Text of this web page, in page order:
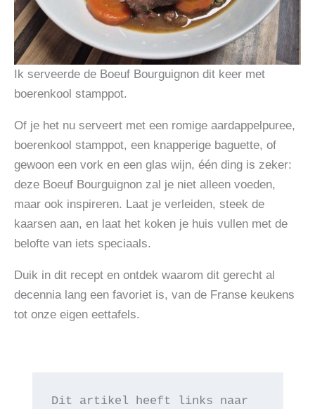
Ik serveerde de Boeuf Bourguignon dit keer met
boerenkool stamppot.
Of je het nu serveert met een romige aardappelpuree,
boerenkool stamppot, een knapperige baguette, of
gewoon een vork en een glas wijn, één ding is zeker:
deze Boeuf Bourguignon zal je niet alleen voeden,
maar ook inspireren. Laat je verleiden, steek de
kaarsen aan, en laat het koken je huis vullen met de
belofte van iets speciaals.
Duik in dit recept en ontdek waarom dit gerecht al
decennia lang een favoriet is, van de Franse keukens
tot onze eigen eettafels.
Dit artikel heeft links naar